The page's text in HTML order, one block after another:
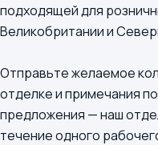
подходящей для
Великобритании и
Отправьте желаемое
отделке и примечания
предложения — наш
течение одного